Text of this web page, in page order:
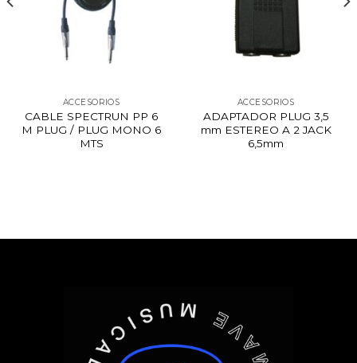
ACCESORIOS
CABLE SPECTRUN PP 6
M PLUG / PLUG MONO 6
MTS
ACCESORIOS
ADAPTADOR PLUG 3,5
mm ESTEREO A 2 JACK
6,5mm